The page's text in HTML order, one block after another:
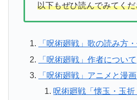
以下もぜひ読んでみてく
「呪術廻戦」歌の読み方
「呪術廻戦」作者について
「呪術廻戦」アニメと漫
呪術廻戦「懐玉・玉